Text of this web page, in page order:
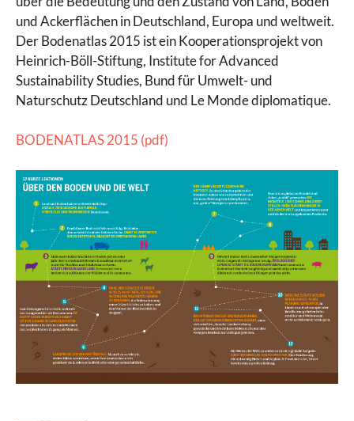
und Ackerflächen in Deutschland, Europa und weltweit.
Der Bodenatlas 2015 ist ein Kooperationsprojekt von
Heinrich-Böll-Stiftung, Institute for Advanced
Sustainability Studies, Bund für Umwelt- und
Naturschutz Deutschland und Le Monde diplomatique.
BODENATLAS 2015 (pdf)